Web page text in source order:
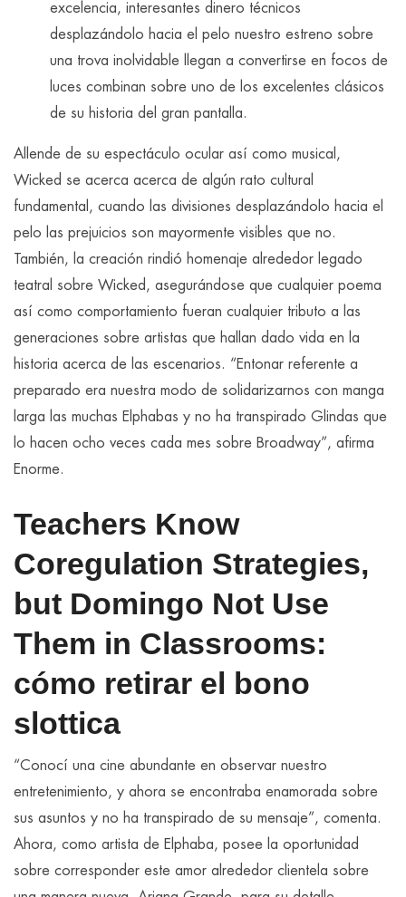
excelencia, interesantes dinero técnicos
desplazándolo hacia el pelo nuestro estreno sobre
una trova inolvidable llegan a convertirse en focos de
luces combinan sobre uno de los excelentes clásicos
de su historia del gran pantalla.
Allende de su espectáculo ocular así­ como musical,
Wicked se acerca acerca de algún rato cultural
fundamental, cuando las divisiones desplazándolo hacia el
pelo las prejuicios son mayormente visibles que no.
También, la creación rindió homenaje alrededor legado
teatral sobre Wicked, asegurándose que cualquier poema
así­ como comportamiento fueran cualquier tributo a las
generaciones sobre artistas que hallan dado vida en la
historia acerca de las escenarios. “Entonar referente a
preparado era nuestra modo de solidarizarnos con manga
larga las muchas Elphabas y no ha transpirado Glindas que
lo hacen ocho veces cada mes sobre Broadway”, afirma
Enorme.
Teachers Know
Coregulation Strategies,
but Domingo Not Use
Them in Classrooms:
cómo retirar el bono
slottica
“Conocí una cine abundante en observar nuestro
entretenimiento, y ahora se encontraba enamorada sobre
sus asuntos y no ha transpirado de su mensaje”, comenta.
Ahora, como artista de Elphaba, posee la oportunidad
sobre corresponder este amor alrededor clientela sobre